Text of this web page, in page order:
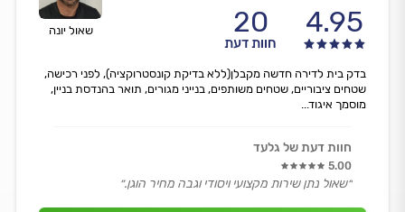
שאול יונה 4.95
20
חוות דעת
בדק בית לדירה חדשה מקבלן(ללא בדיקת קונסטרוקציה), לפני רכישה,
שטחים ציבוריים, שטחים משותפים, בנייני מגורים, תואר בהנדסת בניין,
מוסמך איגוד...
חוות דעת של גלעד
5.00
״שאול נתן שירות מקצועי ויסודי וגבה מחיר הוגן.״